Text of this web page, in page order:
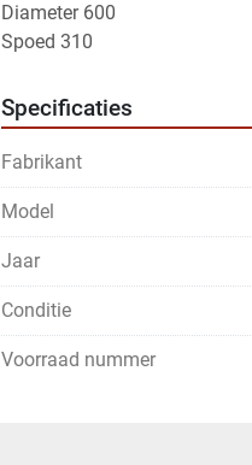
Diameter 600
Spoed 310
Specificaties
Fabrikant
Model
Jaar
Conditie
Voorraad nummer